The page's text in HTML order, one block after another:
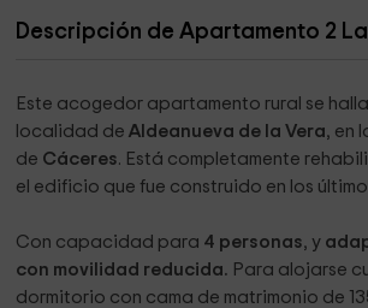
Descripción de Apartamento 2
Este acogedor apartamento rural se
localidad deAldeanueva de la Vera, en
de Cáceres. Está completamente
el edificio que fue construido en los
Con capacidad para 4 personas, y
con movilidad reducida. Para alojarse
dormitorio con cama de matrimonio de